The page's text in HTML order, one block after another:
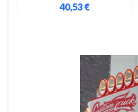
40,53 €